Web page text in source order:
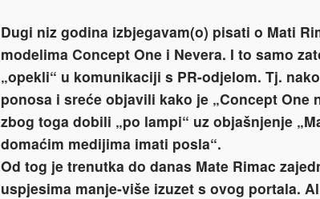
Dugi niz godina izbjegavam(o) pisati o Mati
modelima Concept One i Nevera. I to samo
„opekli“ u komunikaciji s PR-odjelom. Tj.
ponosa i sreće objavili kako je „Concept One
zbog toga dobili „po lampi“ uz objašnjenje
domaćim medijima imati posla“.
Od tog je trenutka do danas Mate Rimac
uspjesima manje-više izuzet s ovog portala.